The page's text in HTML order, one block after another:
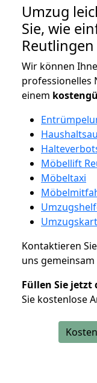
Umzug
Sie, wie
Wir können
professionelles
einem
Möbellift
Möbeltaxi
Kontaktieren
uns
Füllen Sie jetzt
Sie kostenlose